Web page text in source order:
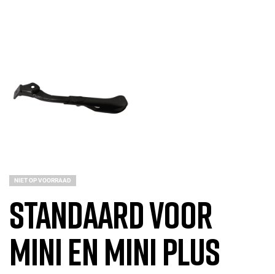
NIET OP VOORRAAD
Standaard voor
Mini en Mini PLUS